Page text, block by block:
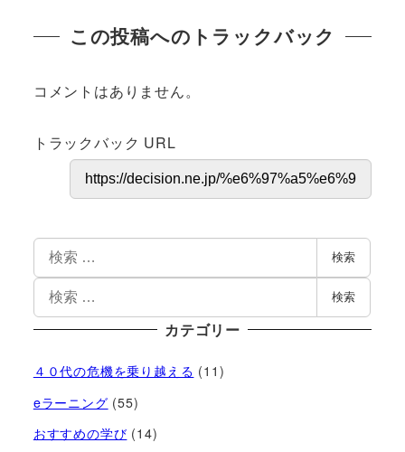
この投稿へのトラックバック
コメントはありません。
トラックバック URL
検索
検索
カテゴリー
４０代の危機を乗り越える (11)
eラーニング (55)
おすすめの学び (14)